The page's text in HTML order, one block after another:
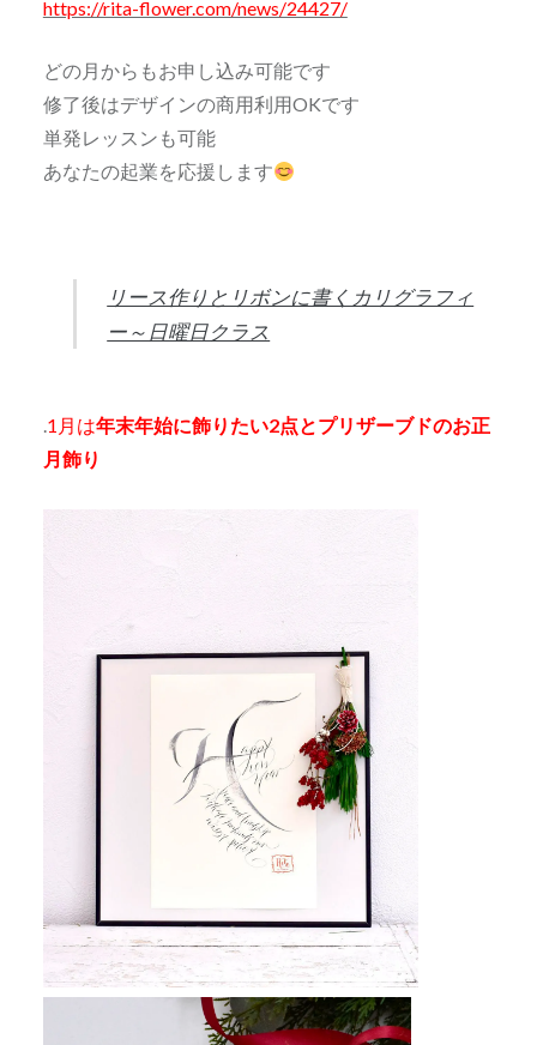
https://rita-flower.com/news/24427/
どの月からもお申し込み可能です
修了後はデザインの商用利用OKです
単発レッスンも可能
あなたの起業を応援します
リース作りとリボンに書くカリグラフィ
ー～日曜日クラス
1月は年末年始に飾りたい2点とプリザーブドのお正
月飾り